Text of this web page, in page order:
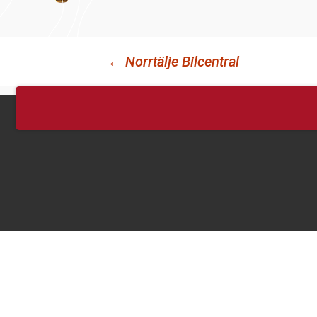
Inläggsnavigering
← Norrtälje Bilcentral